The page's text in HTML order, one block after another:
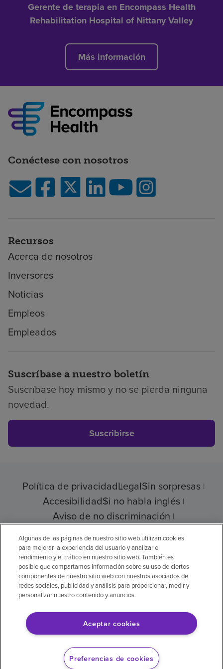
Gerente de terapia en Encompass Health
Rehabilitation Hospital of Nittany Valley
Más información
Conéctese con nosotros
Recursos
Acerca de nosotros
Inversores
Noticias
Empleos
Empleados
Suscríbase a nuestro boletín
Suscríbase hoy mismo y no se pierda ninguna
novedad.
Suscribirse
Política de privacidadLegalSin sorpresas
AccesibilidadSi no habla inglés
Aviso de no discriminación
© 2026 Encompass Health Corporation
Preferencias de cookies
Aviso legal: Se tradujo con la ayuda de
inteligencia artificial (IA). La versión en inglés
es la versión oficial.
Algunas de las páginas de nuestro sitio web utilizan cookies
para mejorar la experiencia del usuario y analizar el
rendimiento y el tráfico en nuestro sitio web. También es
posible que compartamos información sobre su uso de ciertos
componentes de nuestro sitio web con nuestros asociados de
redes sociales, publicidad y análisis para proporcionar, medir y
personalizar nuestro contenido y anuncios.
Aceptar cookies
Preferencias de cookies